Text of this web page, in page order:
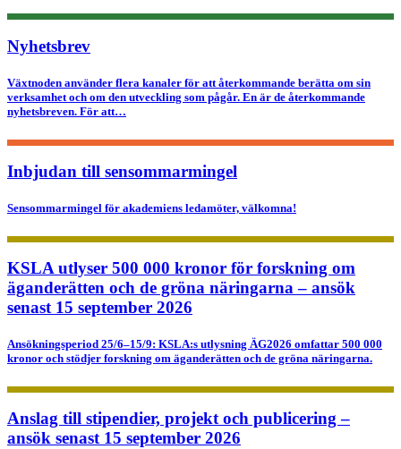
Nyhetsbrev
Växtnoden använder flera kanaler för att återkommande berätta om sin
verksamhet och om den utveckling som pågår. En är de återkommande
nyhetsbreven. För att…
Inbjudan till sensommarmingel
Sensommarmingel för akademiens ledamöter, välkomna!
KSLA utlyser 500 000 kronor för forskning om
äganderätten och de gröna näringarna – ansök
senast 15 september 2026
Ansökningsperiod 25/6–15/9: KSLA:s utlysning ÄG2026 omfattar 500 000
kronor och stödjer forskning om äganderätten och de gröna näringarna.
Anslag till stipendier, projekt och publicering –
ansök senast 15 september 2026